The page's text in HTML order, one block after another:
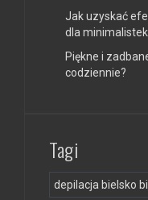
Jak uzyskać
dla minimalistek
Piękne i
codziennie?
Tagi
depilacja bielsko